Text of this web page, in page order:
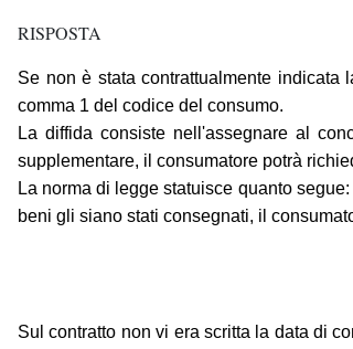
RISPOSTA
Se non è stata contrattualmente indicata
comma 1 del codice del consumo.
La diffida consiste nell'assegnare al
supplementare, il consumatore potrà
La norma di legge statuisce quanto
beni gli siano stati consegnati, il
Sul contratto non vi era scritta la data di